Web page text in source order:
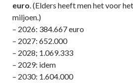
euro. (Elders heeft men het voor
miljoen.)
– 2026: 384.667 euro
– 2027: 652.000
– 2028; 1.069.333
– 2029: idem
– 2030: 1.604.000